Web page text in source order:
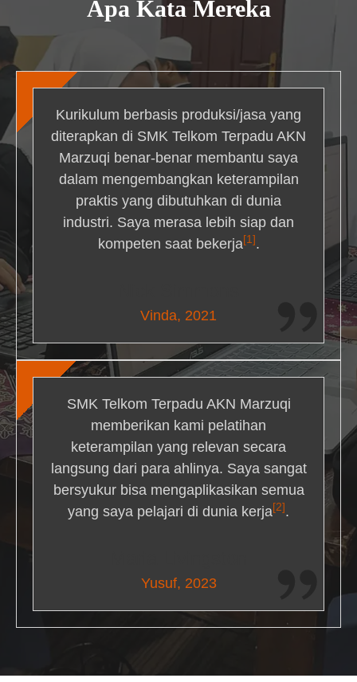
Apa Kata Mereka
Kurikulum berbasis produksi/jasa yang
diterapkan di SMK Telkom Terpadu AKN
Marzuqi benar-benar membantu saya
dalam mengembangkan keterampilan
praktis yang dibutuhkan di dunia
industri. Saya merasa lebih siap dan
kompeten saat bekerja[1] .
Vinda, 2021
SMK Telkom Terpadu AKN Marzuqi
memberikan kami pelatihan
keterampilan yang relevan secara
langsung dari para ahlinya. Saya sangat
bersyukur bisa mengaplikasikan semua
yang saya pelajari di dunia kerja[2] .
Yusuf, 2023